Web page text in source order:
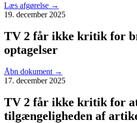
Læs afgørelse →
19. december 2025
TV 2 får ikke kritik for
optagelser
Åbn dokument →
17. december 2025
TV 2 får ikke kritik for
tilgængeligheden af